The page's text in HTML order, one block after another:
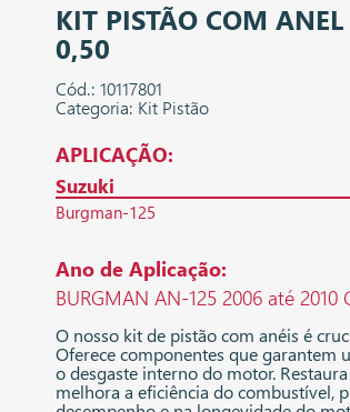
KIT PISTÃO COM
0,50
Cód.: 10117801
Categoria: Kit Pistão
APLICAÇÃO:
Suzuki
Burgman-125
Ano de Aplicação:
BURGMAN AN-125 2006 até 2010
O nosso kit de pistão com anéis é
Oferece componentes que garantem
o desgaste interno do motor.
melhora a eficiência do combustível,